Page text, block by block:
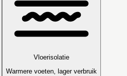
Vloerisolatie
Warmere voeten, lager verbruik